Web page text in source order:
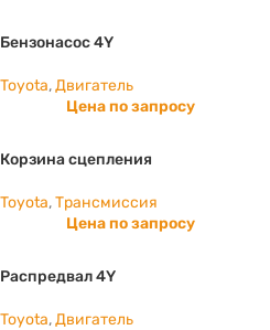
Бензонасос 4Y
Toyota,Двигатель
Цена по запросу
Корзина сцепления
Toyota,Трансмиссия
Цена по запросу
Распредвал 4Y
Toyota,Двигатель